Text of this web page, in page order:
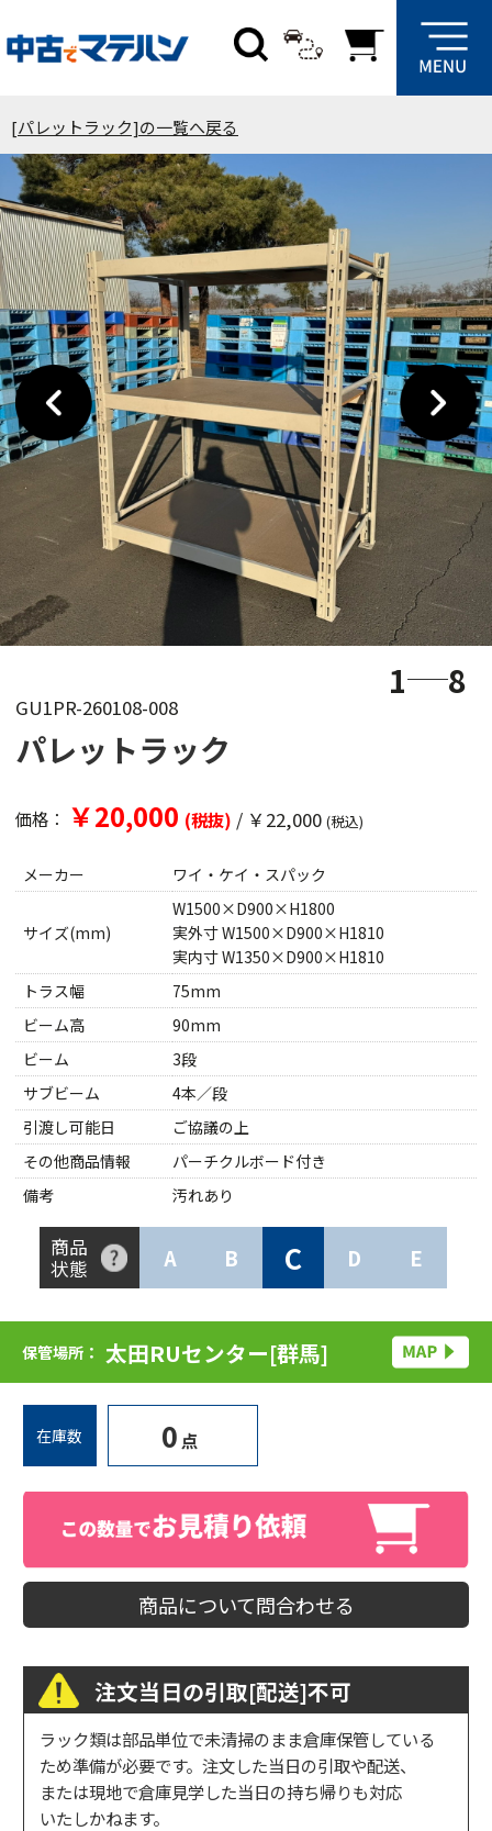
[パレットラック]の一覧へ戻る
1 8
GU1PR-260108-008
パレットラック
価格： ￥20,000 (税抜) / ￥22,000 (税込)
メーカー ワイ・ケイ・スパック
サイズ(mm)
W1500×D900×H1800
実外寸 W1500×D900×H1810
実内寸 W1350×D900×H1810
トラス幅
75mm
ビーム高
90mm
ビーム
3段
サブビーム
4本／段
引渡し可能日
ご協議の上
その他商品情報
パーチクルボード付き
備考
汚れあり
商品
状態
A B C D E
保管場所： 太田RUセンター[群馬]
在庫数 0 点
商品について問合わせる
注文当日の引取[配送]不可
ラック類は部品単位で未清掃のまま倉庫保管している
ため準備が必要です。注文した当日の引取や配送、
または現地で倉庫見学した当日の持ち帰りも対応
いたしかねます。